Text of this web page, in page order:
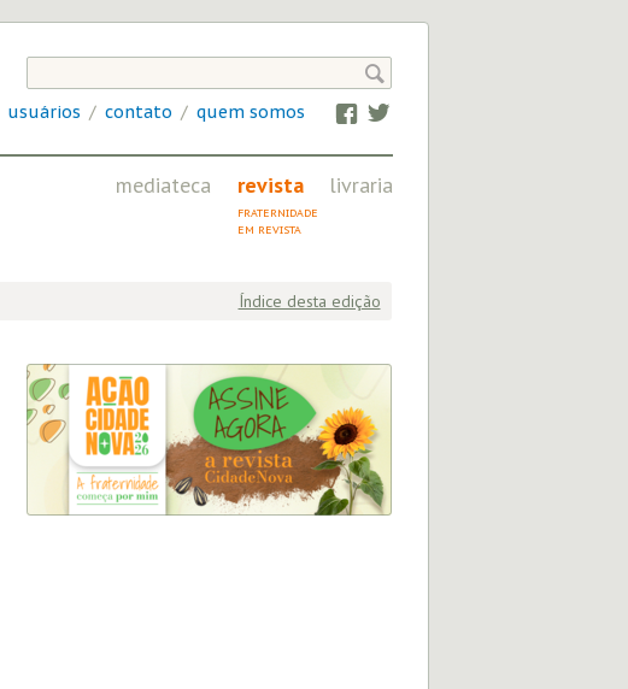
mediateca revista
FRATERNIDADE
EM REVISTA
livraria

usuários / contato / quem somos Facebook
Twitter
Índice desta edição